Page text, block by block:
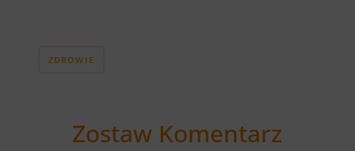
ZDROWIE
Zostaw Komentarz